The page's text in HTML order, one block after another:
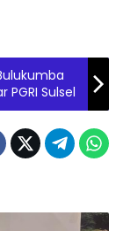
PGRI Sulsel